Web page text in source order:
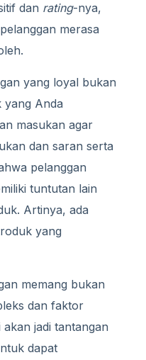
dan rating-nya,
merasa
yang loyal bukan
yang Anda
masukan agar
dan saran serta
pelanggan
tuntutan lain
Artinya, ada
yang
memang bukan
dan faktor
jadi tantangan
dapat